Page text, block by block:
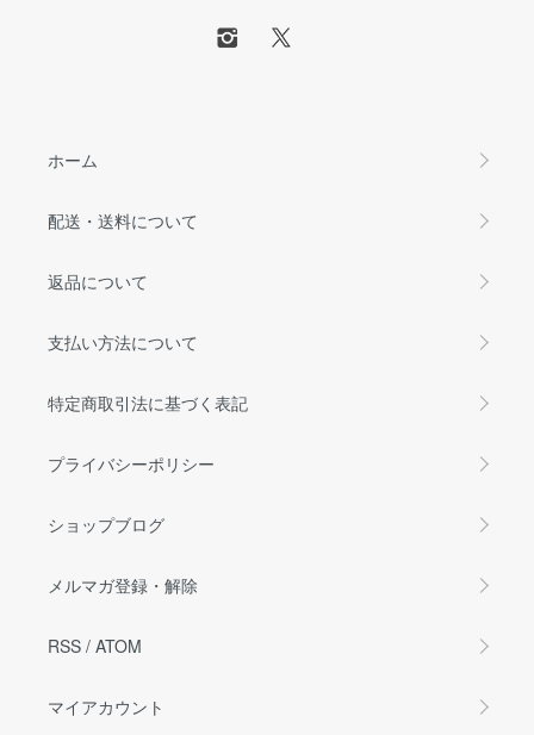
ホーム
配送・送料について
返品について
支払い方法について
特定商取引法に基づく表記
プライバシーポリシー
ショップブログ
メルマガ登録・解除
RSS / ATOM
マイアカウント